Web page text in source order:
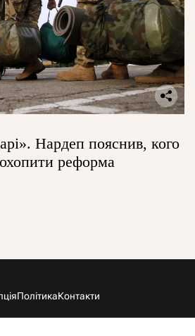
Нардеп пояснив, кого
реформа
ПолітикаКонтакти